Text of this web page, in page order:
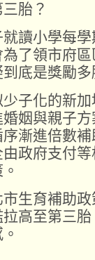
胎？
讀小學每
了領市府
底是獎勵
子化的新
姻與親子
漸進倍數
政府支付
生育補助
高至第三